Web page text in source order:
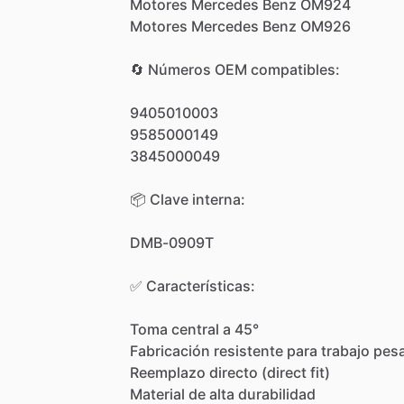
Motores Mercedes Benz OM924
Motores Mercedes Benz OM926
🔄 Números OEM compatibles:
9405010003
9585000149
3845000049
📦 Clave interna:
DMB-0909T
✅ Características:
Toma central a 45°
Fabricación resistente para trabajo
Reemplazo directo (direct fit)
Material de alta durabilidad